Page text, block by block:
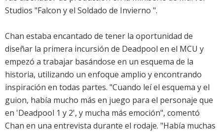
Studios "Falcon y el Soldado de Invierno ".
Chan estaba encantado de tener la oportunidad de
diseñar la primera incursión de Deadpool en el MCU y
empezó a trabajar basándose en un esquema de la
historia, utilizando un enfoque amplio y encontrando
inspiración en todas partes. "Cuando leí el esquema y el
guion, había mucho más en juego para el personaje que
en 'Deadpool 1 y 2', y mucha más emoción", comentó
Chan en una entrevista durante el rodaje. "Había muchas